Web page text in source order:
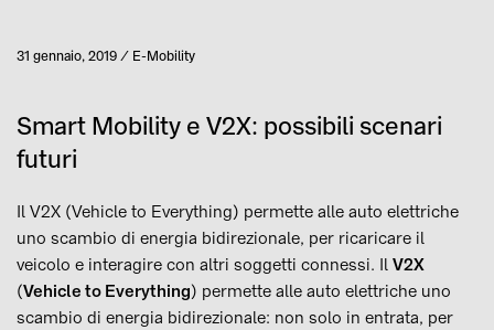
Pubblicato
31 gennaio, 2019 Categoria
E-Mobility
Smart Mobility e V2X: possibili scenari
futuri
Il V2X (Vehicle to Everything) permette alle auto elettriche
uno scambio di energia bidirezionale, per ricaricare il
veicolo e interagire con altri soggetti connessi. Il V2X
(Vehicle to Everything) permette alle auto elettriche uno
scambio di energia bidirezionale: non solo in entrata, per